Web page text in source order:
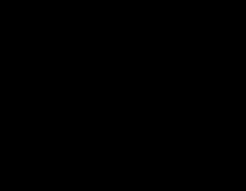
образовательной